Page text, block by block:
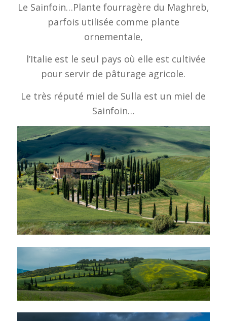
Le Sainfoin…Plante fourragère du Maghreb,
parfois utilisée comme plante
ornementale,
l’Italie est le seul pays où elle est cultivée
pour servir de pâturage agricole.
Le très réputé miel de Sulla est un miel de
Sainfoin…